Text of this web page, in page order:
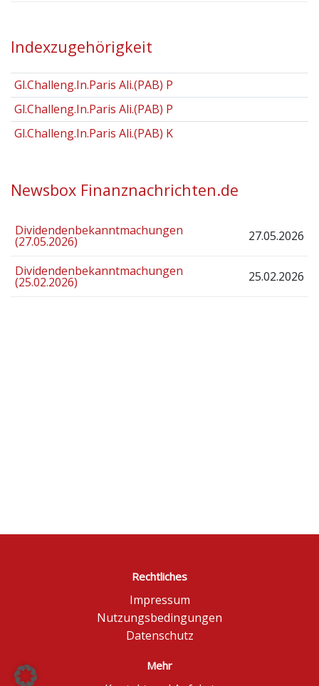
Indexzugehörigkeit
Gl.Challeng.In.Paris Ali.(PAB) P
Gl.Challeng.In.Paris Ali.(PAB) P
Gl.Challeng.In.Paris Ali.(PAB) K
Newsbox Finanznachrichten.de
Dividendenbekanntmachungen
(27.05.2026) 27.05.2026
Dividendenbekanntmachungen
(25.02.2026) 25.02.2026
Rechtliches
Impressum
Nutzungsbedingungen
Datenschutz
Mehr